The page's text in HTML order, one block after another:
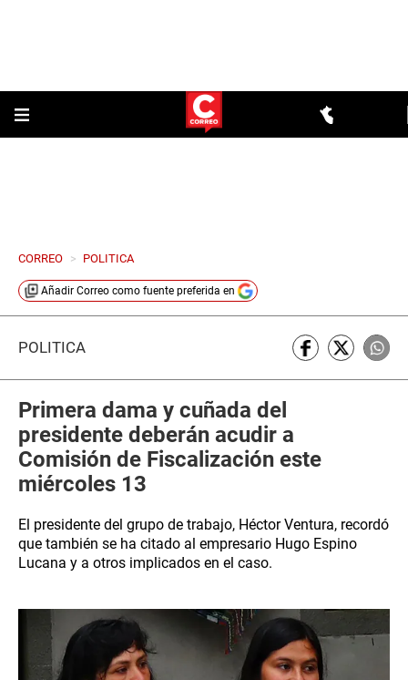
CORREO > POLITICA
Añadir Correo como fuente preferida en
POLÍTICA
Primera dama y cuñada del
presidente deberán acudir a
Comisión de Fiscalización este
miércoles 13
El presidente del grupo de trabajo, Héctor Ventura, recordó
que también se ha citado al empresario Hugo Espino
Lucana y a otros implicados en el caso.